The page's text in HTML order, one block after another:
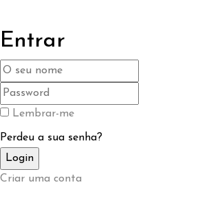
Entrar
Lembrar-me
Perdeu a sua senha?
Criar uma conta